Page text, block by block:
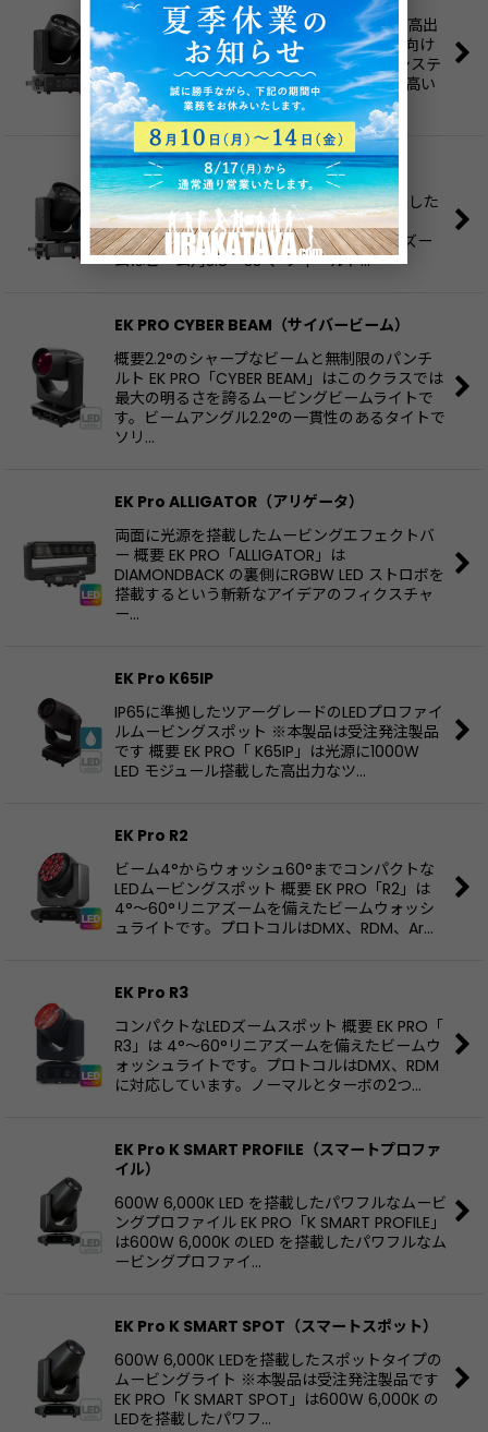
概要 EC7は、コンパクトかつ軽量な筐体に高出
力と高演色性を備えたプロフェッショナル向け
LEDムービングライトです。RGBWW LEDシステ
ムにより鮮やかな色彩表現とCRI 93以上の高い
色再現性を…
EK Pro EC12
概要 EC12は、12×50W RGBWW LEDを搭載した
IP66対応ムービングヘッドです。色温度は
2800K-10000Kに対応し、CRIは93以上。ズー
ムはビーム角3.8°-33°、フィールド…
EK PRO CYBER BEAM（サイバービーム）
概要2.2°のシャープなビームと無制限のパンチ
ルト EK PRO「CYBER BEAM」はこのクラスでは
最大の明るさを誇るムービングビームライトで
す。ビームアングル2.2°の一貫性のあるタイトで
ソリ…
EK Pro ALLIGATOR（アリゲータ）
両面に光源を搭載したムービングエフェクトバ
ー 概要 EK PRO「ALLIGATOR」は
DIAMONDBACK の裏側にRGBW LED ストロボを
搭載するという斬新なアイデアのフィクスチャ
ー…
EK Pro K65IP
IP65に準拠したツアーグレードのLEDプロファイ
ルムービングスポット ※本製品は受注発注製品
です 概要 EK PRO「 K65IP」は光源に1000W
LED モジュール搭載した高出力なツ…
EK Pro R2
ビーム4°からウォッシュ60°までコンパクトな
LEDムービングスポット 概要 EK PRO「R2」は
4°〜60°リニアズームを備えたビームウォッシ
ュライトです。プロトコルはDMX、RDM、Ar…
EK Pro R3
コンパクトなLEDズームスポット 概要 EK PRO「
R3」は 4°〜60°リニアズームを備えたビームウ
ォッシュライトです。プロトコルはDMX、RDM
に対応しています。ノーマルとターボの2つ…
EK Pro K SMART PROFILE（スマートプロファ
イル）
600W 6,000K LED を搭載したパワフルなムービ
ングプロファイル EK PRO「K SMART PROFILE」
は600W 6,000K のLED を搭載したパワフルなム
ービングプロファイ…
EK Pro K SMART SPOT（スマートスポット）
600W 6,000K LEDを搭載したスポットタイプの
ムービングライト ※本製品は受注発注製品です
EK PRO「K SMART SPOT」は600W 6,000K の
LEDを搭載したパワフ…